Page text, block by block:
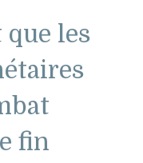
les
fin